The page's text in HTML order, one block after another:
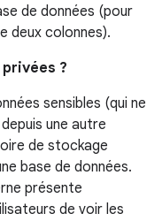
de données (pour
deux colonnes).
?
sensibles (qui ne
une autre
de stockage
base de données.
présente
de voir les